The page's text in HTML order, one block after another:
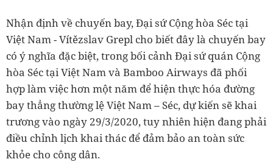
Nhận định về chuyến bay, Đại sứ Cộng hòa Séc tại
Việt Nam - Vítězslav Grepl cho biết đây là chuyến bay
có ý nghĩa đặc biệt, trong bối cảnh Đại sứ quán Cộng
hòa Séc tại Việt Nam và Bamboo Airways đã phối
hợp làm việc hơn một năm để hiện thực hóa đường
bay thẳng thường lệ Việt Nam – Séc, dự kiến sẽ khai
trương vào ngày 29/3/2020, tuy nhiên hiện đang phải
điều chỉnh lịch khai thác để đảm bảo an toàn sức
khỏe cho công dân.